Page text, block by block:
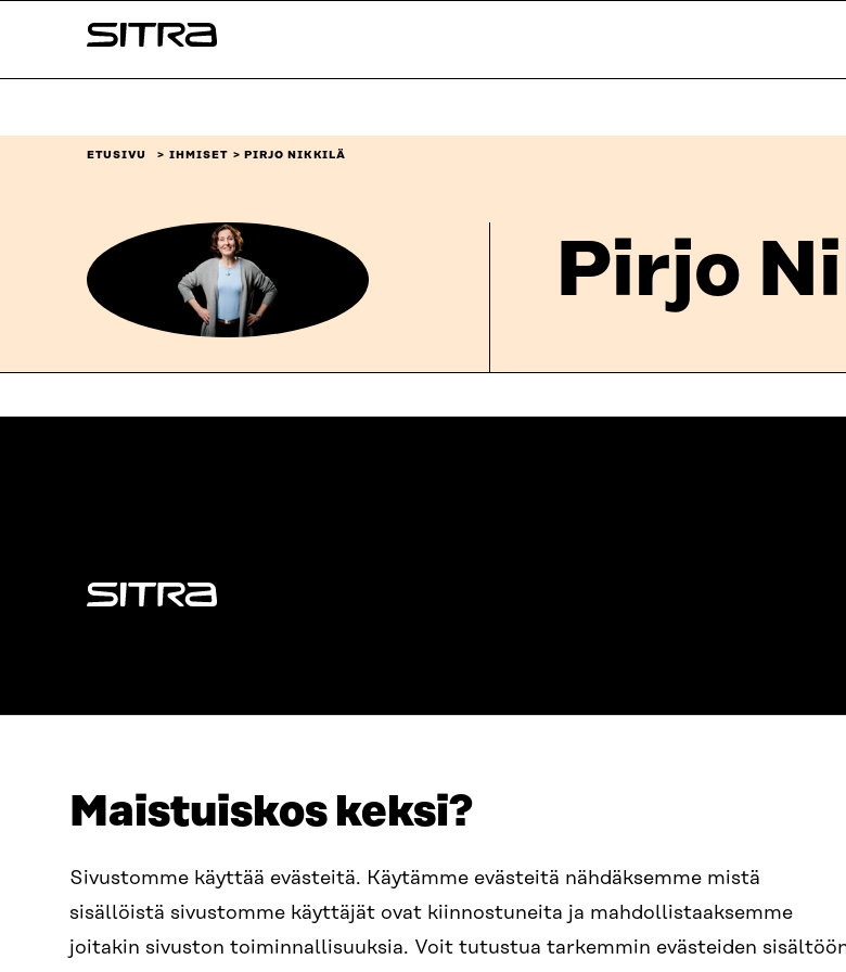
Maistuiskos keksi?
Sivustomme käyttää evästeitä. Käytämme evästeitä nähdäksemme mistä
sisällöistä sivustomme käyttäjät ovat kiinnostuneita ja mahdollistaaksemme
joitakin sivuston toiminnallisuuksia. Voit tutustua tarkemmin evästeiden
sisältöön
Sitra
ETUSIVU IHMISET PIRJO NIKKILÄ
Pirjo
Sitra
Itämerenkatu 11-13, PL 160,
00181 Helsinki
Saapumisohjeet
+358 294 618 991
SÄHKÖPOSTI